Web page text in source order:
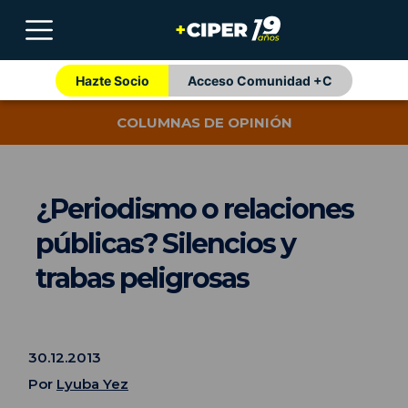
Hazte Socio Acceso Comunidad +C
COLUMNAS DE OPINIÓN
¿Periodismo o relaciones
públicas? Silencios y
trabas peligrosas
30.12.2013
Por Lyuba Yez